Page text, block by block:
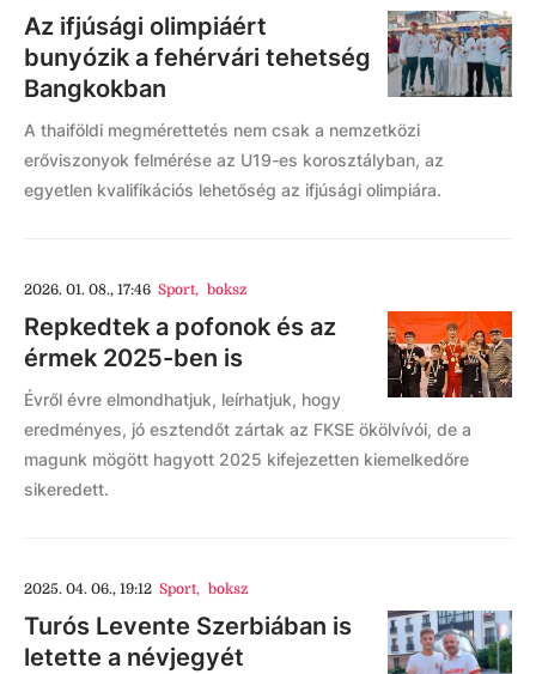
Az ifjúsági olimpiáért
bunyózik a fehérvári tehetség
Bangkokban
A thaiföldi megmérettetés nem csak a nemzetközi
erőviszonyok felmérése az U19-es korosztályban, az
egyetlen kvalifikációs lehetőség az ifjúsági olimpiára.
2026. 01. 08., 17:46 Sport, boksz
Repkedtek a pofonok és az
érmek 2025-ben is
Évről évre elmondhatjuk, leírhatjuk, hogy
eredményes, jó esztendőt zártak az FKSE ökölvívói, de a
magunk mögött hagyott 2025 kifejezetten kiemelkedőre
sikeredett.
2025. 04. 06., 19:12 Sport, boksz
Turós Levente Szerbiában is
letette a névjegyét